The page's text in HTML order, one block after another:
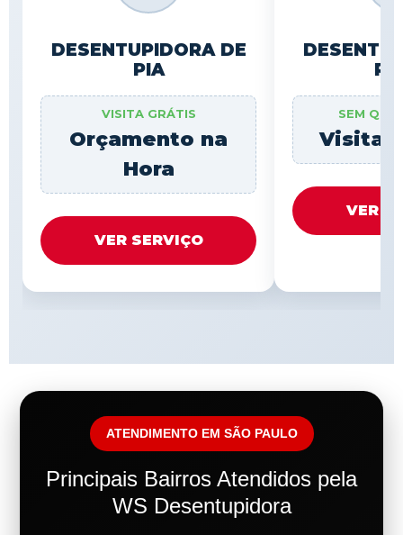
DESENTUPIDORA DE
PIA
VISITA GRÁTIS
Orçamento na
Hora
VER SERVIÇO
SEM
Visita
VER
ATENDIMENTO EM SÃO PAULO
Principais Bairros Atendidos pela
WS Desentupidora